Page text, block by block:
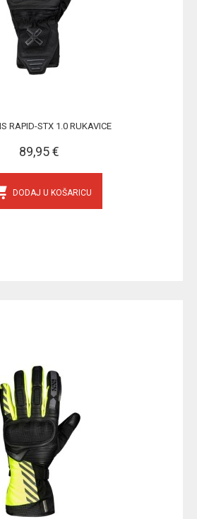
RAPID-STX 1.0 RUKAVICE
89,95 €
DODAJ U KOŠARICU